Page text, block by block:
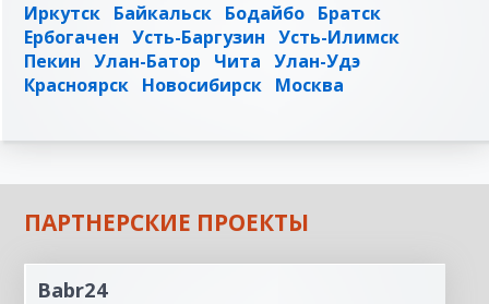
Иркутск Байкальск Бодайбо Братск
Ербогачен Усть-Баргузин Усть-Илимск
Пекин Улан-Батор Чита Улан-Удэ
Красноярск Новосибирск Москва
ПАРТНЕРСКИЕ ПРОЕКТЫ
Babr24